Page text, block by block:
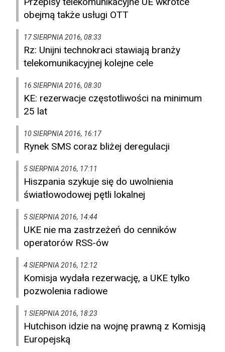
obejmą także usługi OTT
17 SIERPNIA 2016, 08:33
Rz: Unijni technokraci stawiają branży
telekomunikacyjnej kolejne cele
16 SIERPNIA 2016, 08:30
KE: rezerwacje częstotliwości na minimum
25 lat
10 SIERPNIA 2016, 16:17
Rynek SMS coraz bliżej deregulacji
5 SIERPNIA 2016, 17:11
Hiszpania szykuje się do uwolnienia
światłowodowej pętli lokalnej
5 SIERPNIA 2016, 14:44
UKE nie ma zastrzeżeń do cenników
operatorów RSS-ów
4 SIERPNIA 2016, 12:12
Komisja wydała rezerwację, a UKE tylko
pozwolenia radiowe
1 SIERPNIA 2016, 18:23
Hutchison idzie na wojnę prawną z Komisją
Europejską